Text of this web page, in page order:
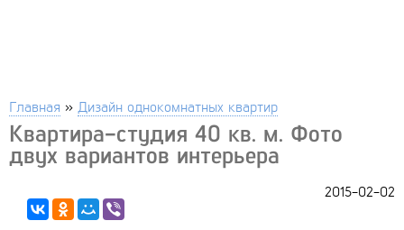
Главная » Дизайн однокомнатных квартир
Квартира-студия 40 кв. м. Фото
двух вариантов интерьера
2015-02-02